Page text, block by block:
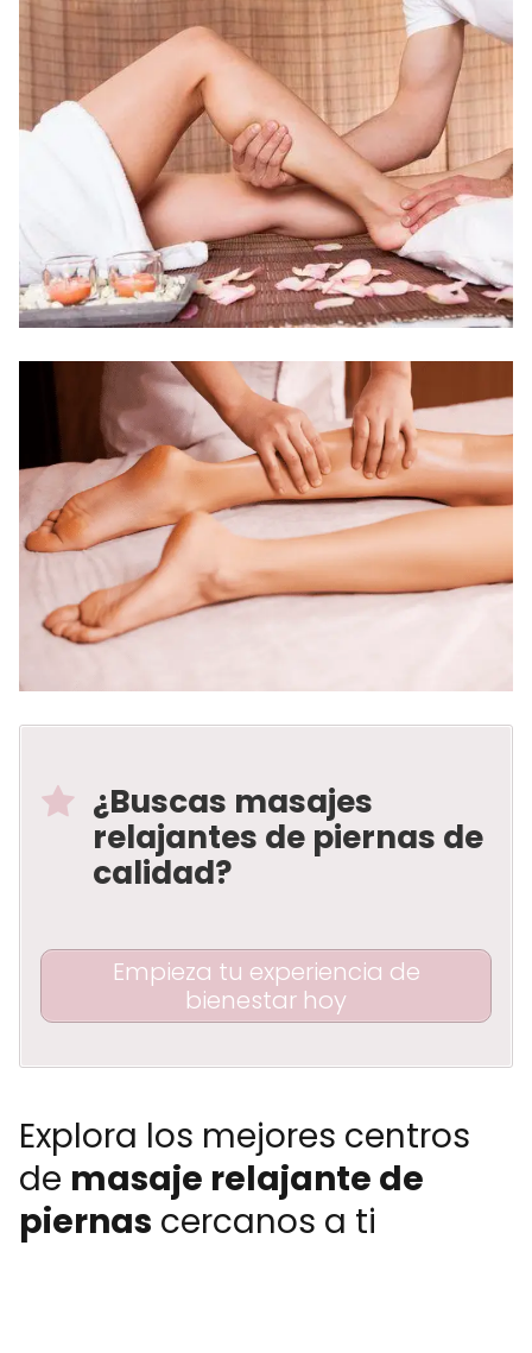
¿Buscas masajes
relajantes de piernas de
calidad?
Empieza tu experiencia de
bienestar hoy
Explora los mejores centros
de masaje relajante de
piernas cercanos a ti